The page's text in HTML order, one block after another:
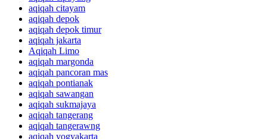
aqiqah citayam
aqiqah depok
aqiqah depok timur
aqiqah jakarta
Aqiqah Limo
aqiqah margonda
aqiqah pancoran mas
aqiqah pontianak
aqiqah sawangan
aqiqah sukmajaya
aqiqah tangerang
aqiqah tangerawng
aqiqah yogyakarta